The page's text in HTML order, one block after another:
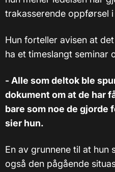
trakasserende oppførsel
Hun forteller avisen at
ha et timeslangt seminar
- Alle som deltok ble
dokument om at de har
bare som noe de gjorde
sier hun.
En av grunnene til at hun
også den pågående